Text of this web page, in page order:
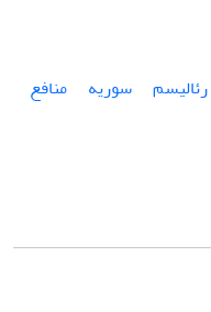
رئالیسم سوریه
منافع